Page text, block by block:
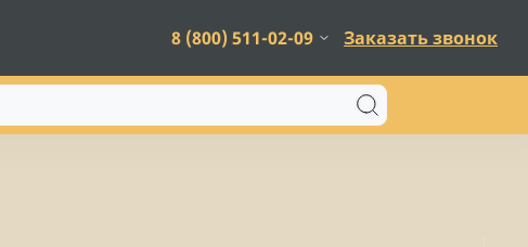
8 (800) 511-02-09 Заказать звонок